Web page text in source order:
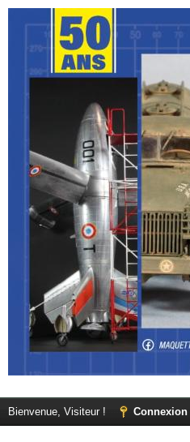
Bienvenue, Visiteur ! Connexion